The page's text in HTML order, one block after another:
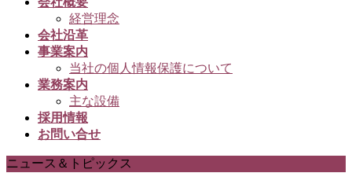
経営理念
会社沿革
事業案内
当社の個人情報保護について
業務案内
主な設備
採用情報
お問い合せ
ニュース＆トピックス